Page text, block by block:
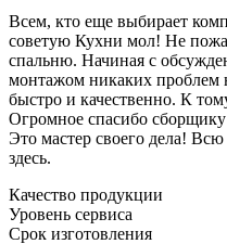
Всем, кто еще выбирает
советую Кухни мол! Не
спальню. Начиная с
монтажом никаких проблем
быстро и качественно. К
Огромное спасибо сборщику
Это мастер своего дела! Всю
здесь.
Качество продукции
Уровень сервиса
Срок изготовления